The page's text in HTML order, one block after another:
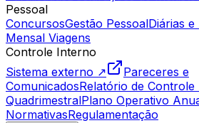
Pessoal
ConcursosGestão PessoalDiárias
Mensal Viagens
Controle Interno
Sistema externo ↗
Pareceres e
ComunicadosRelatório de
QuadrimestralPlano Operativo
NormativasRegulamentação